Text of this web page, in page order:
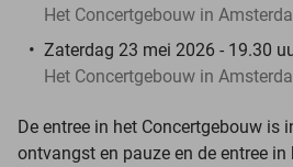
Het Concertgebouw in
Zaterdag 23 mei 2026 - 19.30
Het Concertgebouw in
De entree in het Concertgebouw is
ontvangst en pauze en de entree in